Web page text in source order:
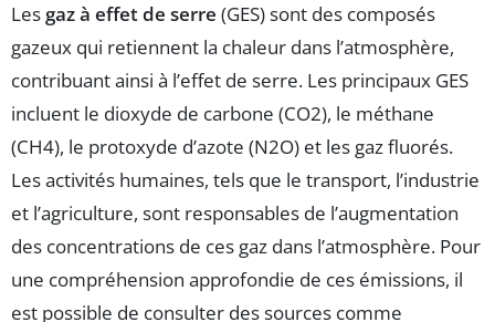
Les gaz à effet de serre (GES) sont des composés
gazeux qui retiennent la chaleur dans l’atmosphère,
contribuant ainsi à l’effet de serre. Les principaux GES
incluent le dioxyde de carbone (CO2), le méthane
(CH4), le protoxyde d’azote (N2O) et les gaz fluorés.
Les activités humaines, tels que le transport, l’industrie
et l’agriculture, sont responsables de l’augmentation
des concentrations de ces gaz dans l’atmosphère. Pour
une compréhension approfondie de ces émissions, il
est possible de consulter des sources comme